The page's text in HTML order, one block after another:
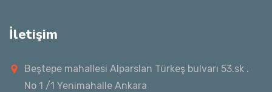
İletişim
Beştepe mahallesi Alparslan Türkeş bulvarı 53.sk .
No 1 /1 Yenimahalle Ankara